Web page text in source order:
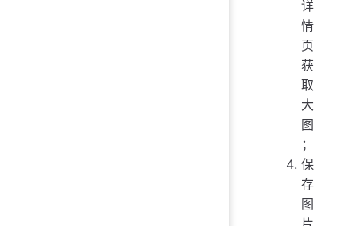
详
情
页
获
取
大
图
；
保
存
图